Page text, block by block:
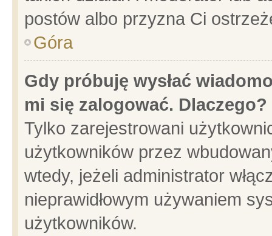
postów albo przyzna Ci
Góra
Gdy próbuję wysłać
mi się zalogować. Dlaczego?
Tylko zarejestrowani
użytkowników przez
wtedy, jeżeli administrator
nieprawidłowym używaniem
użytkowników.